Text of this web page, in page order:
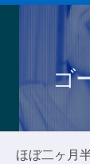
ゴ
ほぼ二ヶ月